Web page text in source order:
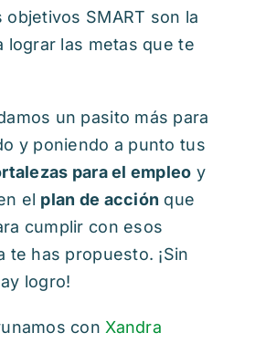
objetivos SMART son la
lograr las metas que te
un pasito más para
y poniendo a punto tus
para el empleo y
el plan de acción que
cumplir con esos
te has propuesto. ¡Sin
logro!
con Xandra